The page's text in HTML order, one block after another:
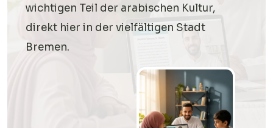
wichtigen Teil der arabischen Kultur,
direkt hier in der vielfältigen Stadt
Bremen.